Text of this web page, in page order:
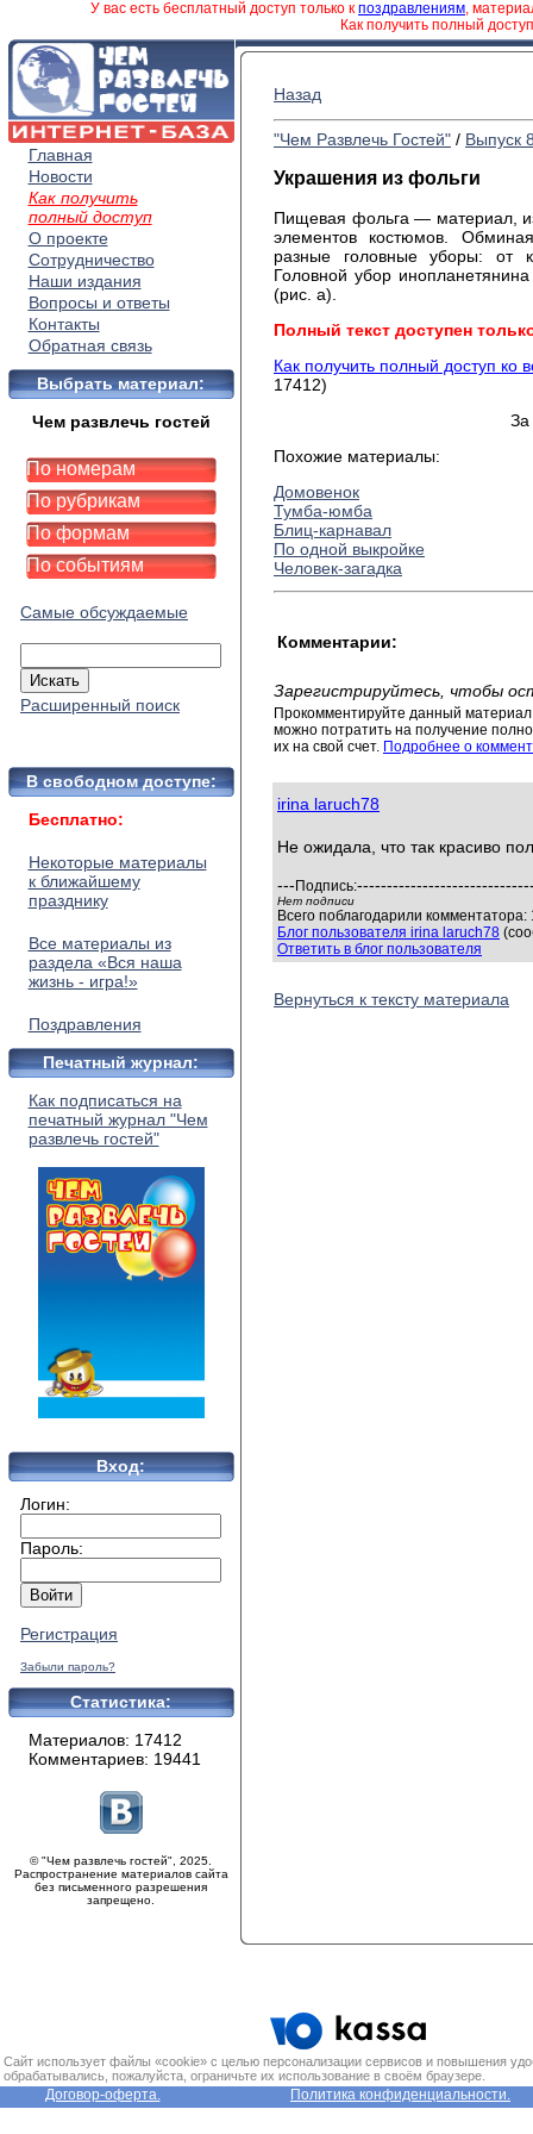
У вас есть бесплатный доступ только к поздравлениям,
Как получить полный
Главная
Новости
Как получить
полный доступ
О проекте
Сотрудничество
Наши издания
Вопросы и ответы
Контакты
Обратная связь
Выбрать материал:
Чем развлечь гостей
По номерам
По рубрикам
По формам
По событиям
Самые обсуждаемые
Расширенный поиск
В свободном доступе:
Бесплатно:
Некоторые материалы
к ближайшему
празднику
Все материалы из
раздела «Вся наша
жизнь - игра!»
Поздравления
Печатный журнал:
Как подписаться на
печатный журнал "Чем
развлечь гостей"
Вход:
Логин:
Пароль:
Регистрация
Забыли пароль?
Статистика:
Материалов: 17412
Комментариев: 19441
© "Чем развлечь гостей", 2025.
Распространение материалов сайта
без письменного разрешения
запрещено.
Назад
"Чем Развлечь Гостей" / Выпуск
Украшения из фольги
Пищевая фольга — материал,
элементов костюмов.
разные головные уборы: от
Головной убор
(рис. а).
Полный текст доступен
Как получить полный доступ ко
17412)
За
Похожие материалы:
Домовенок
Тумба-юмба
Блиц-карнавал
По одной выкройке
Человек-загадка
Комментарии:
Зарегистрируйтесь, чтобы
Прокомментируйте данный
можно потратить на получение
их на свой счет. Подробнее о
irina laruch78
Не ожидала, что так красиво
--- Подпись:
Нет подписи
Всего поблагодарили
Блог пользователя irina laruch78
Ответить в блог пользователя
Вернуться к тексту материала
Сайт использует файлы «cookie» с целью персонализации сервисов и повышения
обрабатывались, пожалуйста, ограничьте их использование в своём браузере.
Договор-оферта. Политика конфиденциальности.